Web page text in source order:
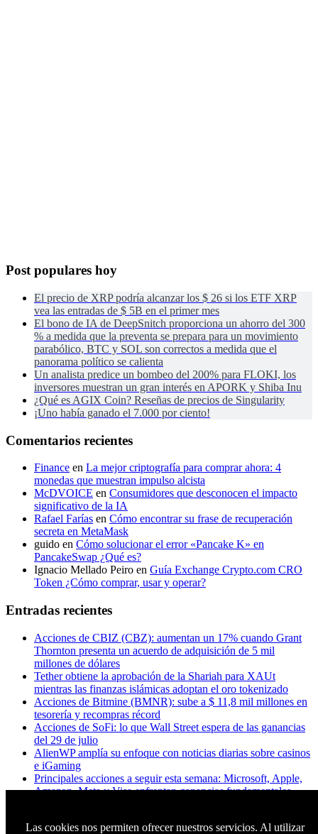
Post populares hoy
El precio de XRP podría alcanzar los $ 26 si los ETF XRP
vea las entradas de $ 5B en el primer mes
El bono de IA de DeepSnitch proporciona un ahorro del 300
% a medida que la preventa se prepara para un movimiento
parabólico, BTC y SOL son correctos a medida que el
panorama político se calienta
Un analista predice un bombeo del 200% para FLOKI, los
inversores muestran un gran interés en APORK y Shiba Inu
¿Qué es AGIX Coin? Reseñas de precios de Singularity
¡Uno había ganado el 7.000 por ciento!
Comentarios recientes
Finance en La mejor criptografía para comprar ahora: 4
monedas que muestran impulso alcista
McDVOICE en Consumidores que desconocen el impacto
significativo de la IA
Rafael Farías en Cómo encontrar su frase de recuperación
secreta en MetaMask
guido en Cómo solucionar el error «Pancake K» en
PancakeSwap ¿Qué es?
Ignacio Mellado Peiro en Guía Exchange Crypto.com CRO
Token ¿Cómo comprar, usar y operar?
Entradas recientes
Acciones de CBIZ (CBZ): aumentan un 17% cuando Grant
Thornton presenta un acuerdo de adquisición de 5 mil
millones de dólares
Tether obtiene la aprobación de la Shariah para XAUt
mientras las finanzas islámicas adoptan el oro tokenizado
Acciones de Bitmine (BMNR): sube a $ 11,8 mil millones en
tesorería y recompras récord
Acciones de SoFi: lo que Wall Street espera de las ganancias
del 29 de julio
AlienWP amplía su enfoque con noticias diarias sobre casinos
e iGaming
Principales acciones a seguir esta semana: Microsoft, Apple,
Amazon, Meta y Visa enfrentan ganancias fundamentales
Apple quiere chips chinos. Micron dice que no. Trump tiene
Las cookies nos permiten ofrecer nuestros servicios. Al utilizar